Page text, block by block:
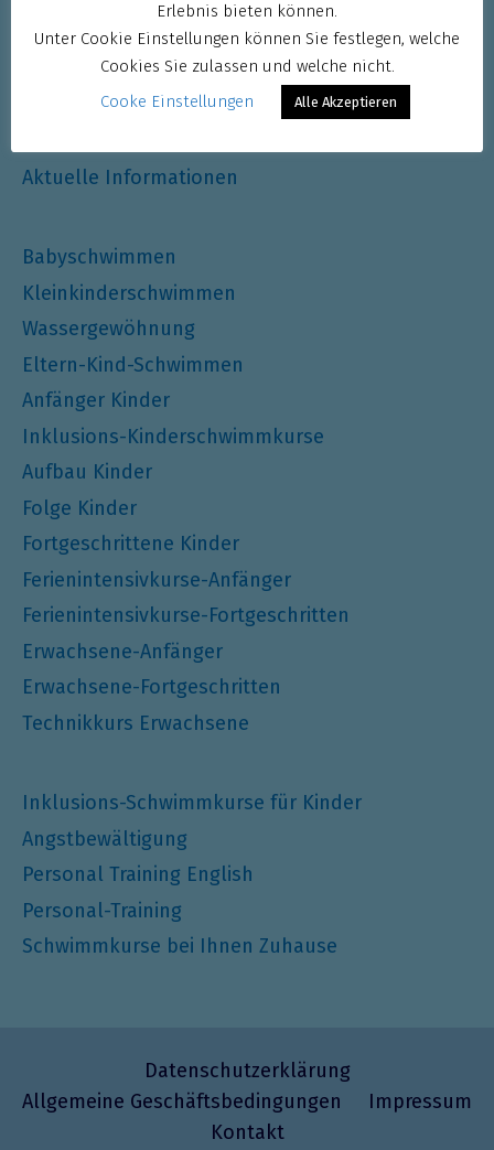
Bildergalerie
Unsere Bäder
Stellenangebote
Aktuelle Informationen
Babyschwimmen
Kleinkinderschwimmen
Wassergewöhnung
Eltern-Kind-Schwimmen
Anfänger Kinder
Inklusions-Kinderschwimmkurse
Aufbau Kinder
Folge Kinder
Fortgeschrittene Kinder
Ferienintensivkurse-Anfänger
Ferienintensivkurse-Fortgeschritten
Erwachsene-Anfänger
Erwachsene-Fortgeschritten
Technikkurs Erwachsene
Inklusions-Schwimmkurse für Kinder
Angstbewältigung
Personal Training English
Personal-Training
Schwimmkurse bei Ihnen Zuhause
Datenschutzerklärung
Allgemeine Geschäftsbedingungen
Impressum
Kontakt
Erlebnis bieten können.
Unter Cookie Einstellungen können Sie festlegen, welche
Cookies Sie zulassen und welche nicht.
Cooke Einstellungen
Alle Akzeptieren